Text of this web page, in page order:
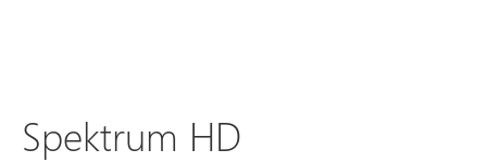
Spektrum HD